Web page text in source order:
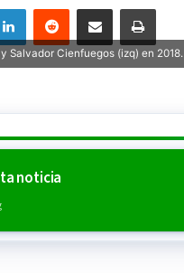
LinkedInReddit Compartir via Email
Salvador Cienfuegos (izq) en 2018.
noticia